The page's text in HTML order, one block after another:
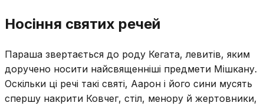
Носіння святих речей
Параша звертається до роду Кегата, левитів, яким
доручено носити найсвященніші предмети Мішкану.
Оскільки ці речі такі святі, Аарон і його сини мусять
спершу накрити Ковчег, стіл, менору й жертовники,